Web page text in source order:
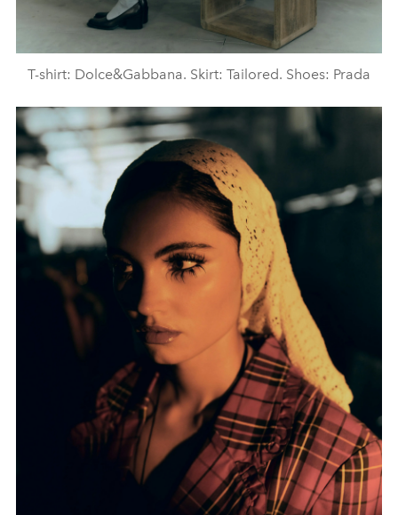
T-shirt: Dolce&Gabbana. Skirt: Tailored. Shoes: Prada